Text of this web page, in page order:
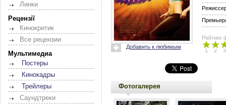
Линки
Рецензії
Кинокритик
Все рецензии
Мультимедиа
Постеры
Кинокадры
Трейлеры
Саундтреки
Добавить к любимым
Рейтинг
1 2 3
Фотогалерея